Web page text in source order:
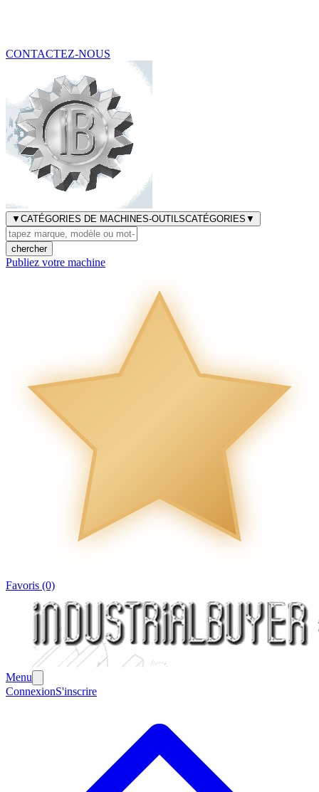
CONTACTEZ-NOUS
▼ CATÉGORIES DE MACHINES-OUTILSCATÉGORIES ▼
chercher
Publiez votre machine
Favoris (0)
Menu
ConnexionS'inscrire